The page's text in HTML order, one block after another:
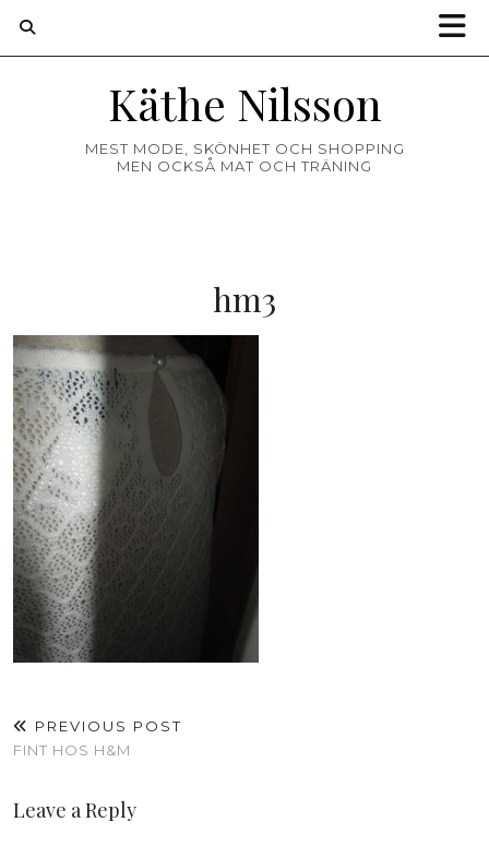
Käthe Nilsson
MEST MODE, SKÖNHET OCH SHOPPING
MEN OCKSÅ MAT OCH TRÄNING
hm3
PREVIOUS POST
FINT HOS H&M
Leave a Reply